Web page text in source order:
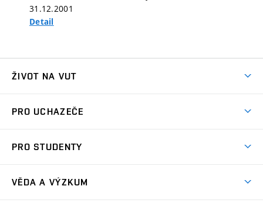
31.12.2001
Detail
ŽIVOT NA VUT
Koleje
Sport na VUT
PRO UCHAZEČE
Dny otevřených dveří
PRO STUDENTY
VĚDA A VÝZKUM